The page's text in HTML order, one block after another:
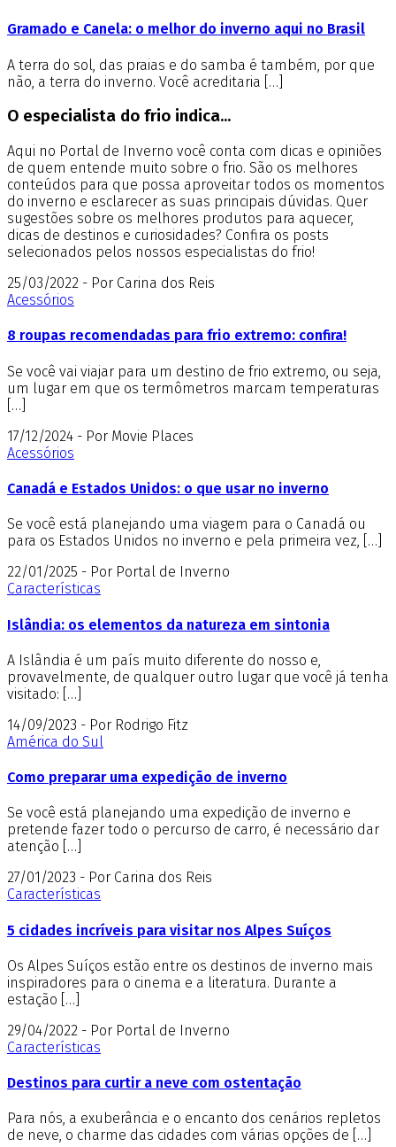
Gramado e Canela: o melhor do inverno aqui no Brasil
A terra do sol, das praias e do samba é também, por que
não, a terra do inverno. Você acreditaria […]
O especialista do frio indica...
Aqui no Portal de Inverno você conta com dicas e opiniões
de quem entende muito sobre o frio. São os melhores
conteúdos para que possa aproveitar todos os momentos
do inverno e esclarecer as suas principais dúvidas. Quer
sugestões sobre os melhores produtos para aquecer,
dicas de destinos e curiosidades? Confira os posts
selecionados pelos nossos especialistas do frio!
25/03/2022 - Por Carina dos Reis
Acessórios
8 roupas recomendadas para frio extremo: confira!
Se você vai viajar para um destino de frio extremo, ou seja,
um lugar em que os termômetros marcam temperaturas
[…]
17/12/2024 - Por Movie Places
Acessórios
Canadá e Estados Unidos: o que usar no inverno
Se você está planejando uma viagem para o Canadá ou
para os Estados Unidos no inverno e pela primeira vez, […]
22/01/2025 - Por Portal de Inverno
Características
Islândia: os elementos da natureza em sintonia
A Islândia é um país muito diferente do nosso e,
provavelmente, de qualquer outro lugar que você já tenha
visitado: […]
14/09/2023 - Por Rodrigo Fitz
América do Sul
Como preparar uma expedição de inverno
Se você está planejando uma expedição de inverno e
pretende fazer todo o percurso de carro, é necessário dar
atenção […]
27/01/2023 - Por Carina dos Reis
Características
5 cidades incríveis para visitar nos Alpes Suíços
Os Alpes Suíços estão entre os destinos de inverno mais
inspiradores para o cinema e a literatura. Durante a
estação […]
29/04/2022 - Por Portal de Inverno
Características
Destinos para curtir a neve com ostentação
Para nós, a exuberância e o encanto dos cenários repletos
de neve, o charme das cidades com várias opções de […]